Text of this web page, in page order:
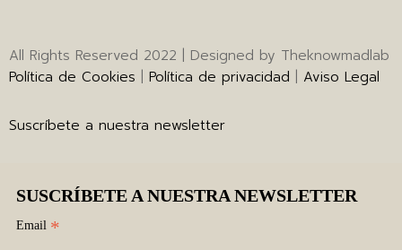
All Rights Reserved 2022 | Designed by Theknowmadlab
Política de Cookies
Política de privacidad Aviso Legal
Suscríbete a nuestra newsletter
SUSCRÍBETE A NUESTRA NEWSLETTER
Email *